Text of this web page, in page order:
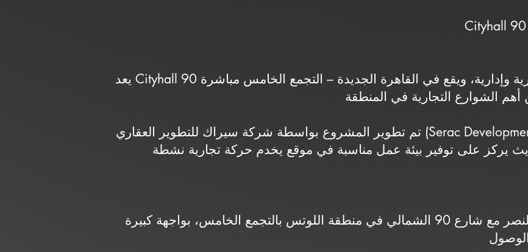
يعد Cityhall 90 مشروعًا متكاملًا يضم أنشطة تجارية وإدارية، ويقع في القاهرة الجديدة – التجمع الخامس مباشرة
تم تطوير المشروع بواسطة شركة سيراك للتطوير العقاري (Serac Developments)، ويقدم وحدات تجارية وإدارية
يقع المشروع على تقاطع شارع النصر مع شارع 90 الشمالي في منطقة اللوتس بالتجمع الخامس، بواجهة كبيرة